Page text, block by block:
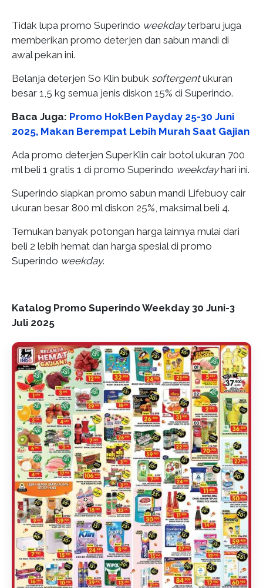
Tidak lupa promo Superindo weekdayterbaru juga
memberikan promo deterjen dan sabun mandi di
awal pekan ini.
Belanja deterjen So Klin bubuk softergentukuran
besar 1,5 kg semua jenis diskon 15% di Superindo.
Baca Juga: Promo HokBen Payday 25-30 Juni
2025, Makan Berempat Lebih Murah Saat Gajian
Ada promo deterjen SuperKlin cair botol ukuran 700
ml beli 1 gratis 1 di promo Superindo weekdayhari ini.
Superindo siapkan promo sabun mandi Lifebuoy cair
ukuran besar 800 ml diskon 25%, maksimal beli 4.
Temukan banyak potongan harga lainnya mulai dari
beli 2 lebih hemat dan harga spesial di promo
Superindo weekday.
Katalog Promo Superindo Weekday 30 Juni-3
Juli 2025